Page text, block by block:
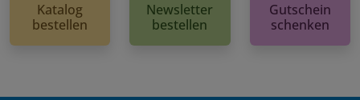
Katalog
bestellen
Newsletter
bestellen
Gutschein
schenken